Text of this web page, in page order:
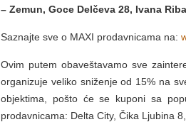
– Zemun, Goce Delčeva 28, Ivana
Saznajte sve o MAXI prodavnicama na:
Ovim putem obaveštavamo sve
organizuje veliko sniženje od 15% na
objektima, pošto će se kuponi sa
prodavnicama: Delta City, Čika Ljubina